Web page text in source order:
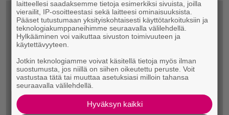
laitteellesi saadaksemme tietoja esimerkiksi sivuista, joilla
vierailit, IP-osoitteestasi sekä laitteesi ominaisuuksista.
Pääset tutustumaan yksityiskohtaisesti käyttötarkoituksiin ja
teknologiakumppaneihimme seuraavalla välilehdellä.
Hylkääminen voi vaikuttaa sivuston toimivuuteen ja
käytettävyyteen.
Jotkin teknologiamme voivat käsitellä tietoja myös ilman
suostumusta, jos niillä on siihen oikeutettu peruste. Voit
vastustaa tätä tai muuttaa asetuksiasi milloin tahansa
seuraavalla välilehdellä.
Hyväksyn kaikki